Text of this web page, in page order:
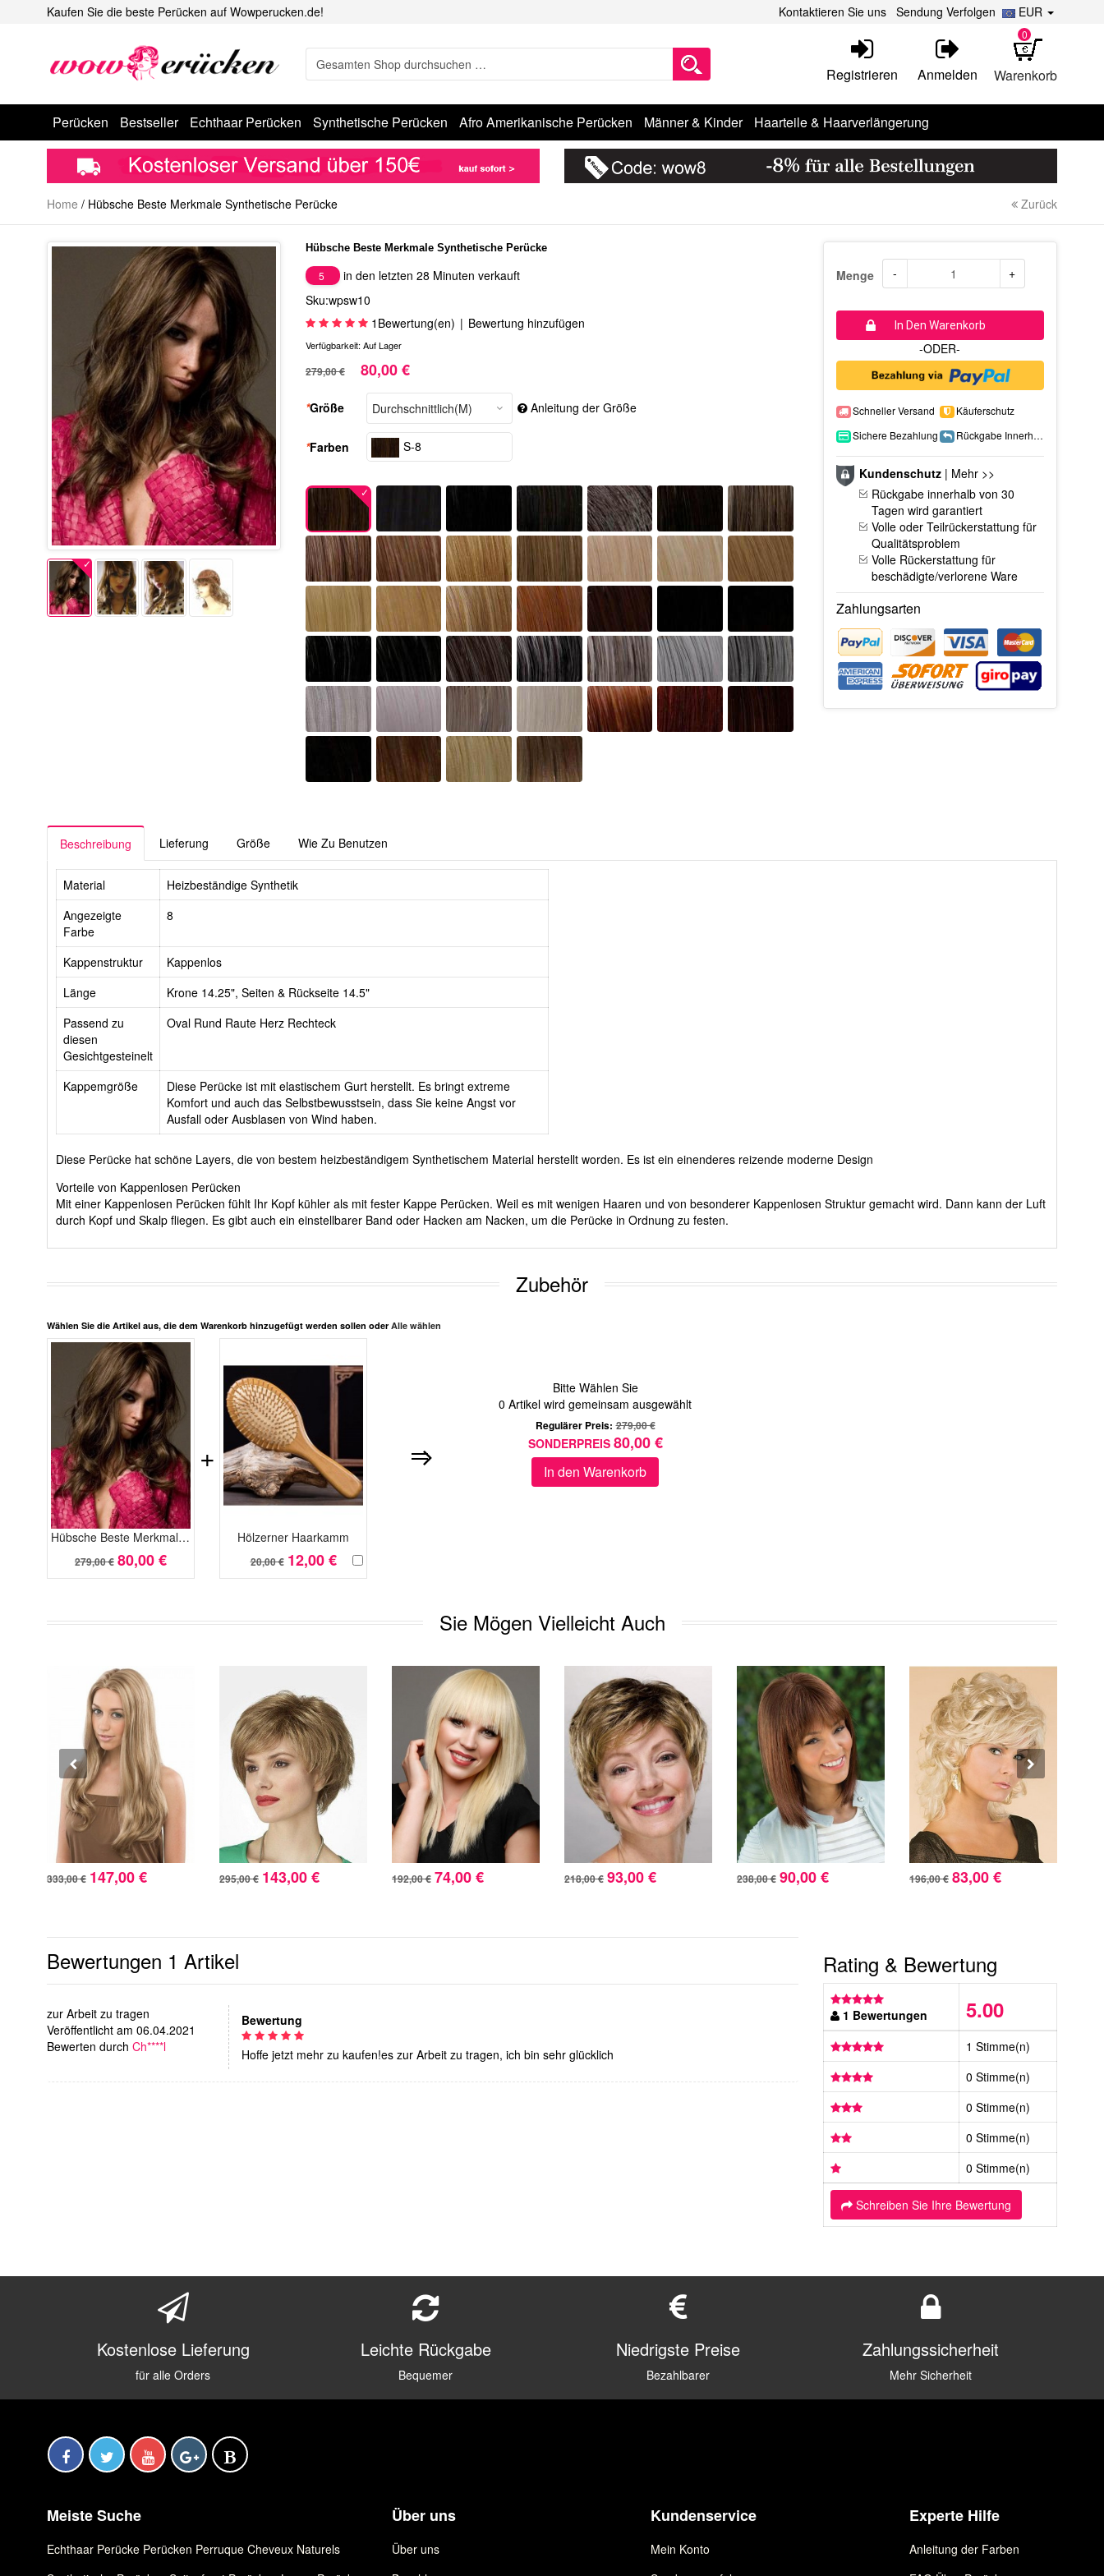
Kaufen Sie die beste Perücken auf Wowperucken.de! EUR
Kontaktieren Sie uns Sendung Verfolgen
Warenkorb
0
Registrieren Anmelden
Perücken Bestseller Echthaar Perücken Synthetische Perücken Afro Amerikanische Perücken Männer & Kinder Haarteile & Haarverlängerung
Home / Hübsche Beste Merkmale Synthetische Perücke Zurück
Hübsche Beste Merkmale Synthetische Perücke
5
in den letzten 28 Minuten verkauft
Sku:wpsw10
1 Bewertung(en) | Bewertung hinzufügen
Verfügbarkeit: Auf Lager
279,00 € 80,00 €
*Größe Anleitung der Größe
*Farben S-8
Menge - +
In Den Warenkorb
-ODER-
Schneller Versand
Käuferschutz
Sichere Bezahlung
Rückgabe Innerhalb 15 Tage
Kundenschutz| Mehr >>
Rückgabe innerhalb von 30
Tagen wird garantiert
Volle oder Teilrückerstattung für
Qualitätsproblem
Volle Rückerstattung für
beschädigte/verlorene Ware
Zahlungsarten
Beschreibung Lieferung Größe Wie Zu Benutzen
Material
Heizbeständige Synthetik
Angezeigte
Farbe
8
Kappenstruktur
Kappenlos
Länge
Krone 14.25", Seiten & Rückseite 14.5"
Passend zu
diesen
Gesichtgesteinelt
Oval Rund Raute Herz Rechteck
Kappemgröße
Diese Perücke ist mit elastischem Gurt herstellt. Es bringt extreme
Komfort und auch das Selbstbewusstsein, dass Sie keine Angst vor
Ausfall oder Ausblasen von Wind haben.
Diese Perücke hat schöne Layers, die von bestem heizbeständigem Synthetischem Material herstellt worden. Es ist ein einenderes reizende moderne Design
Vorteile von Kappenlosen Perücken
Mit einer Kappenlosen Perücken fühlt Ihr Kopf kühler als mit fester Kappe Perücken. Weil es mit wenigen Haaren und von besonderer Kappenlosen Struktur gemacht wird. Dann kann der Luft
durch Kopf und Skalp fliegen. Es gibt auch ein einstellbarer Band oder Hacken am Nacken, um die Perücke in Ordnung zu festen.
Zubehör
Wählen Sie die Artikel aus, die dem Warenkorb hinzugefügt werden sollen oder Alle wählen
Hübsche Beste Merkmale Synthetische Perücke
279,00 € 80,00 €
Hölzerner Haarkamm
20,00 € 12,00 €
+
Bitte Wählen Sie
0 Artikel wird gemeinsam ausgewählt
Regulärer Preis: 279,00 €
SONDERPREIS 80,00 €
In den Warenkorb
Sie Mögen Vielleicht Auch
333,00 € 147,00 € 295,00 € 143,00 € 192,00 € 74,00 € 218,00 € 93,00 € 238,00 € 90,00 € 196,00 € 83,00 €
Bewertungen 1 Artikel
zur Arbeit zu tragen
Veröffentlicht am 06.04.2021
Bewerten durch Ch****l
Bewertung
Hoffe jetzt mehr zu kaufen!es zur Arbeit zu tragen, ich bin sehr glücklich
Rating & Bewertung
1 Bewertungen 5.00
1 Stimme(n)
0 Stimme(n)
0 Stimme(n)
0 Stimme(n)
0 Stimme(n)
Schreiben Sie Ihre Bewertung
Kostenlose Lieferung
für alle Orders
Leichte Rückgabe
Bequemer
Niedrigste Preise
Bezahlbarer
Zahlungssicherheit
Mehr Sicherheit
Meiste Suche
Echthaar Perücke Perücken Perruque Cheveux Naturels
Über uns
Über uns
Kundenservice
Mein Konto
Experte Hilfe
Anleitung der Farben